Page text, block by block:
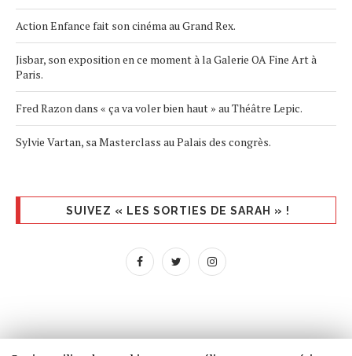
Action Enfance fait son cinéma au Grand Rex.
Jisbar, son exposition en ce moment à la Galerie OA Fine Art à
Paris.
Fred Razon dans « ça va voler bien haut » au Théâtre Lepic.
Sylvie Vartan, sa Masterclass au Palais des congrès.
SUIVEZ « LES SORTIES DE SARAH » !